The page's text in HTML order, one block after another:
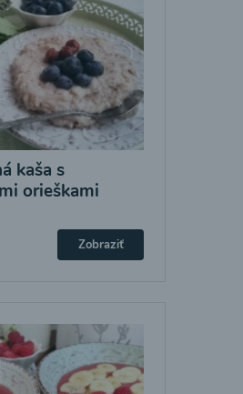
kaša s
orieškami
Zobraziť